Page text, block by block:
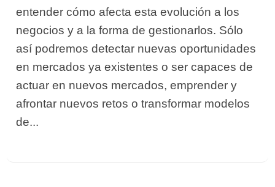
entender cómo afecta esta evolución a los
negocios y a la forma de gestionarlos. Sólo
así podremos detectar nuevas oportunidades
en mercados ya existentes o ser capaces de
actuar en nuevos mercados, emprender y
afrontar nuevos retos o transformar modelos
de...